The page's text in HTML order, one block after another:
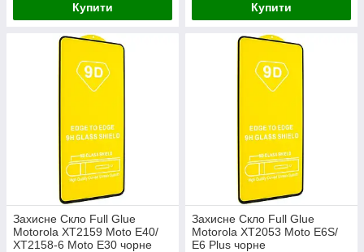
Купити Купити
Захисне Скло Full Glue
Motorola XT2159 Moto E40/
XT2158-6 Moto E30 чорне
Захисне Скло Full Glue
Motorola XT2053 Moto E6S/
E6 Plus чорне